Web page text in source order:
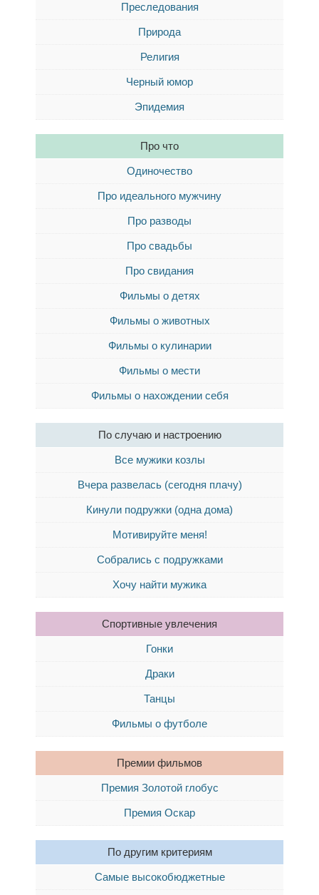
Преследования
Природа
Религия
Черный юмор
Эпидемия
Про что
Одиночество
Про идеального мужчину
Про разводы
Про свадьбы
Про свидания
Фильмы о детях
Фильмы о животных
Фильмы о кулинарии
Фильмы о мести
Фильмы о нахождении себя
По случаю и настроению
Все мужики козлы
Вчера развелась (сегодня плачу)
Кинули подружки (одна дома)
Мотивируйте меня!
Собрались с подружками
Хочу найти мужика
Спортивные увлечения
Гонки
Драки
Танцы
Фильмы о футболе
Премии фильмов
Премия Золотой глобус
Премия Оскар
По другим критериям
Самые высокобюджетные